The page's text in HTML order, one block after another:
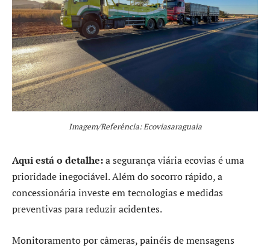
Imagem/Referência: Ecoviasaraguaia
Aqui está o detalhe:a segurança viária ecovias é uma
prioridade inegociável. Além do socorro rápido, a
concessionária investe em tecnologias e medidas
preventivas para reduzir acidentes.
Monitoramento por câmeras, painéis de mensagens